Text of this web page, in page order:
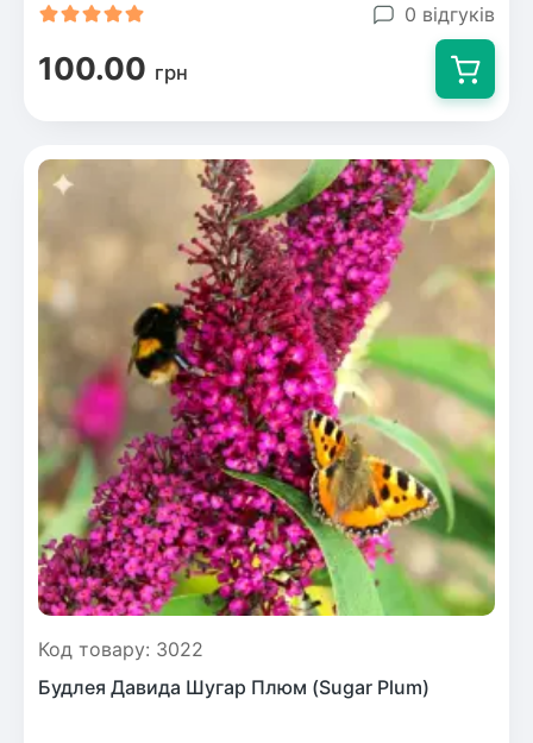
0 відгуків
100.00 грн
Код товару: 3022
Будлея Давида Шугар Плюм (Sugar Plum)